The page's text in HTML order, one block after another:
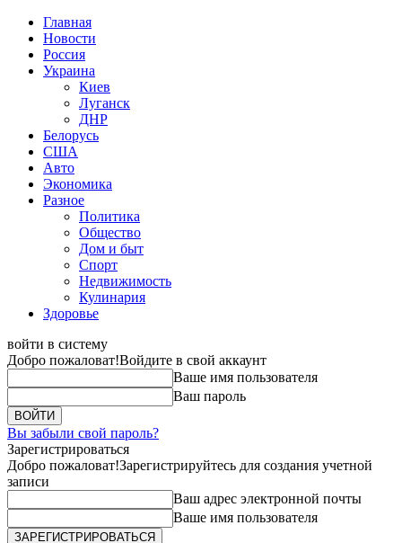
Главная
Новости
Россия
Украина
Киев
Луганск
ДНР
Белорусь
США
Авто
Экономика
Разное
Политика
Общество
Дом и быт
Спорт
Недвижимость
Кулинария
Здоровье
войти в систему
Добро пожаловат!Войдите в свой аккаунт
Ваше имя пользователя
Ваш пароль
Вы забыли свой пароль?
Зарегистрироваться
Добро пожаловат!Зарегистрируйтесь для создания учетной
записи
Ваш адрес электронной почты
Ваше имя пользователя